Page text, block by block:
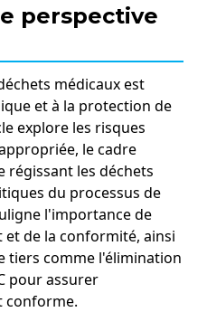
perspective
médicaux est
et à la protection de
explore les risques
le cadre
les déchets
du processus de
l'importance de
de la conformité, ainsi
tiers comme l'élimination
pour assurer
conforme.